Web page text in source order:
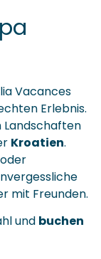
Vacances
Erlebnis.
Landschaften
Kroatien.
mit Freunden.
und buchen